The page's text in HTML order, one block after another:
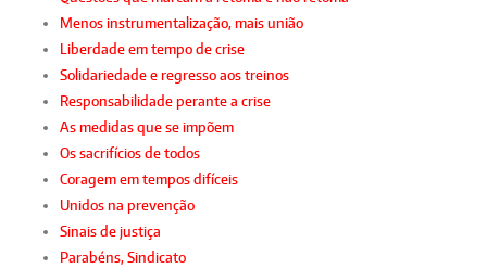
Menos instrumentalização, mais união
Liberdade em tempo de crise
Solidariedade e regresso aos treinos
Responsabilidade perante a crise
As medidas que se impõem
Os sacrifícios de todos
Coragem em tempos difíceis
Unidos na prevenção
Sinais de justiça
Parabéns, Sindicato